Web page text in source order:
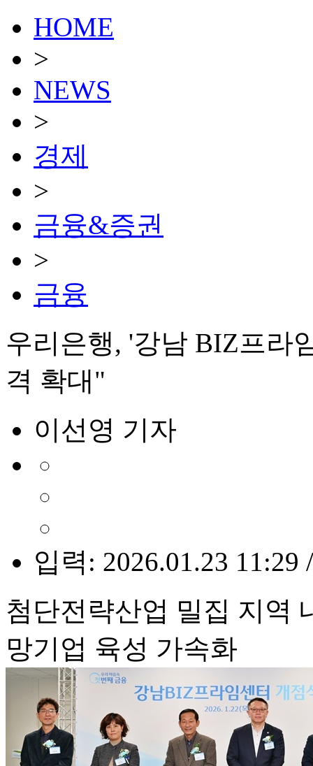
HOME
>
NEWS
>
경제
>
금융&증권
>
금융
우리은행, '강남 BIZ프라
격 확대"
이선영 기자
입력: 2026.01.23 11:29
첨단전략산업 밀집 지역
망기업 육성 가속화